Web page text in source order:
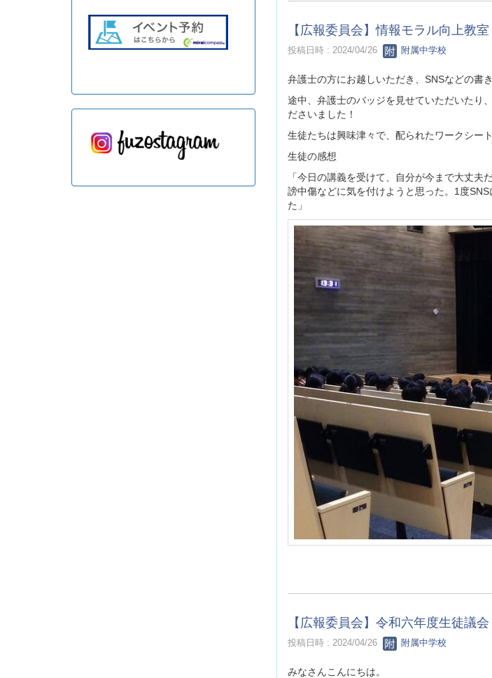
【広報委員会】情報モラル向上教室
投稿日時 : 2024/04/26 附属中学校
弁護士の方にお越しいただき、SNSなどの書
途中、弁護士のバッジを見せていただいたり
ださいました！
生徒たちは興味津々で、配られたワークシー
生徒の感想
「今日の講義を受けて、自分が今まで大丈
謗中傷などに気を付けようと思った。1度
た」
【広報委員会】令和六年度生徒議
投稿日時 : 2024/04/26 附属中学校
みなさんこんにちは。